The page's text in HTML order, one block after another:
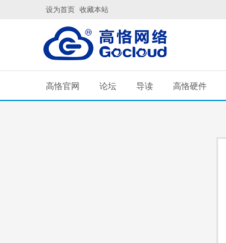
设为首页 收藏本站
高恪官网 论坛 导读 高恪硬件